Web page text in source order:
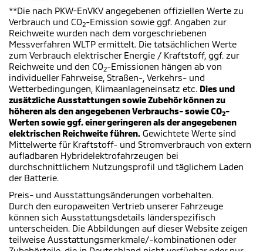
**Die nach PKW-EnVKV angegebenen offiziellen Werte zu
Verbrauch und CO2-Emission sowie ggf. Angaben zur
Reichweite wurden nach dem vorgeschriebenen
Messverfahren WLTP ermittelt. Die tatsächlichen Werte
zum Verbrauch elektrischer Energie / Kraftstoff, ggf. zur
Reichweite und den CO2-Emissionen hängen ab von
individueller Fahrweise, Straßen-, Verkehrs- und
Wetterbedingungen, Klimaanlageneinsatz etc. Dies und
zusätzliche Ausstattungen sowie Zubehör können zu
höheren als den angegebenen Verbrauchs- sowie CO2-
Werten sowie ggf. einer geringeren als der angegebenen
elektrischen Reichweite führen. Gewichtete Werte sind
Mittelwerte für Kraftstoff- und Stromverbrauch von extern
aufladbaren Hybridelektrofahrzeugen bei
durchschnittlichem Nutzungsprofil und täglichem Laden
der Batterie.
Preis- und Ausstattungsänderungen vorbehalten.
Durch den europaweiten Vertrieb unserer Fahrzeuge
können sich Ausstattungsdetails länderspezifisch
unterscheiden. Die Abbildungen auf dieser Website zeigen
teilweise Ausstattungsmerkmale/-kombinationen oder